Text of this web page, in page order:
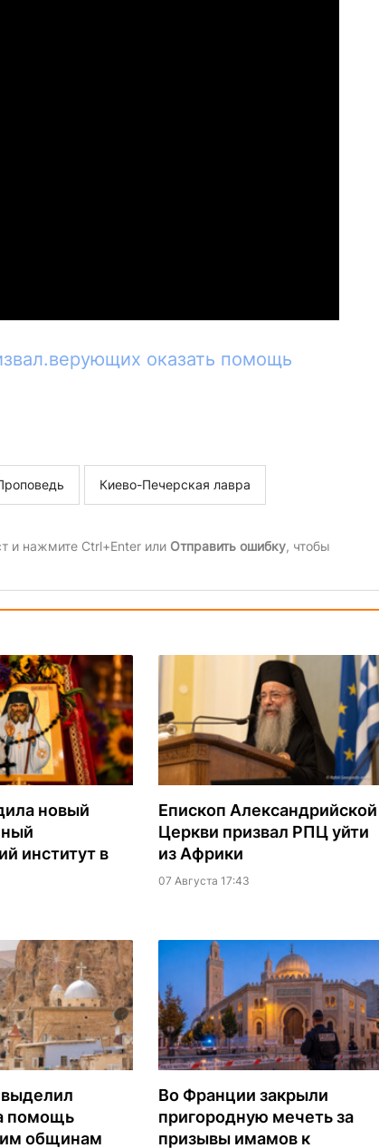
оказать помощь
Киево-Печерская лавра
и нажмите Ctrl+Enter или Отправить ошибку, чтобы
новый
институт в
Епископ Александрийской
Церкви призвал РПЦ уйти
из Африки
07 Августа 17:43
помощь
общинам
Во Франции закрыли
пригородную мечеть за
призывы имамов к